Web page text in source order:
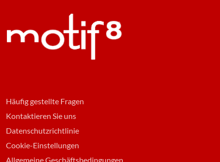
Häufig gestellte Fragen
Kontaktieren Sie uns
Datenschutzrichtlinie
Cookie-Einstellungen
Allgemeine Geschäftsbedingungen